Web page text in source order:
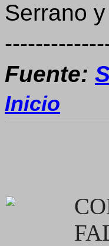
Serrano
Fuente:
Inicio